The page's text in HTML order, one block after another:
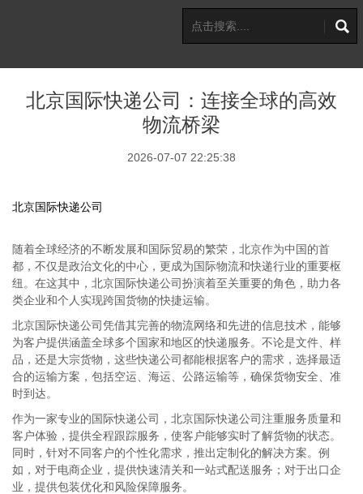
北京国际快递公司：连接全球的高效
物流桥梁
2026-07-07 22:25:38
北京国际快递公司
随着全球经济的不断发展和国际贸易的繁荣，北京作为中国的首
都，不仅是政治文化的中心，更成为国际物流和快递行业的重要枢
纽。在这其中，北京国际快递公司扮演着至关重要的角色，助力各
类企业和个人实现跨国货物的快捷运输。
北京国际快递公司凭借其完善的物流网络和先进的信息技术，能够
为客户提供涵盖全球多个国家和地区的快递服务。不论是文件、样
品，还是大宗货物，这些快递公司都能根据客户的需求，选择最适
合的运输方案，包括空运、海运、公路运输等，确保货物安全、准
时到达。
作为一家专业的国际快递公司，北京国际快递公司注重服务质量和
客户体验，提供全程跟踪服务，使客户能够实时了解货物的状态。
同时，针对不同客户的个性化需求，推出定制化的解决方案。例
如，对于电商企业，提供快速清关和一站式配送服务；对于出口企
业，提供包装优化和风险保障服务。